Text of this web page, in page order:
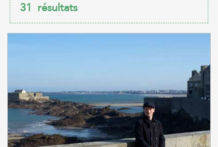
31 résultats